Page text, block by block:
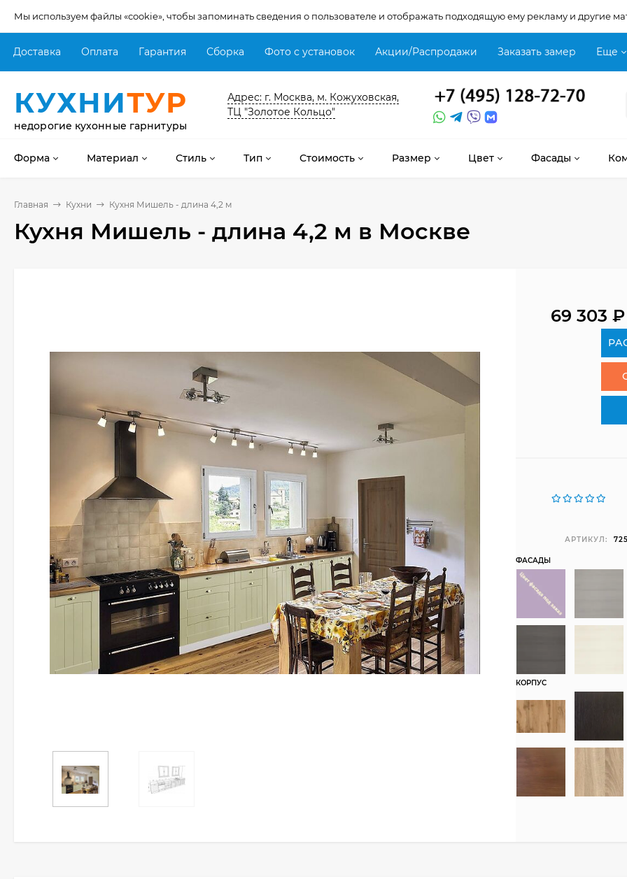
Мы используем файлы «cookie», чтобы запоминать сведения о пользователе и отображать подходящую ему рекламу и другие
Доставка Оплата Гарантия Сборка Фото с установок Акции/Распродажи Заказать замер Еще
КУХНИТУР
недорогие кухонные гарнитуры
Адрес: г. Москва, м. Кожуховская,
ТЦ "Золотое Кольцо"
Форма Материал Стиль Тип Стоимость Размер Цвет Фасады
Главная Кухни Кухня Мишель - длина 4,2 м
Кухня Мишель - длина 4,2 м в Москве
69 303₽
АРТИКУЛ:
ФАСАДЫ
КОРПУС